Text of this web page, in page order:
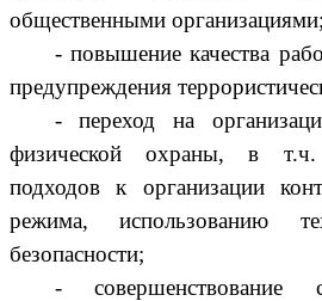
общественными организациями;
- повышение качества
предупреждения
- переход на
физической охраны, в
подходов к организации
режима, использованию
безопасности;
- совершенствование